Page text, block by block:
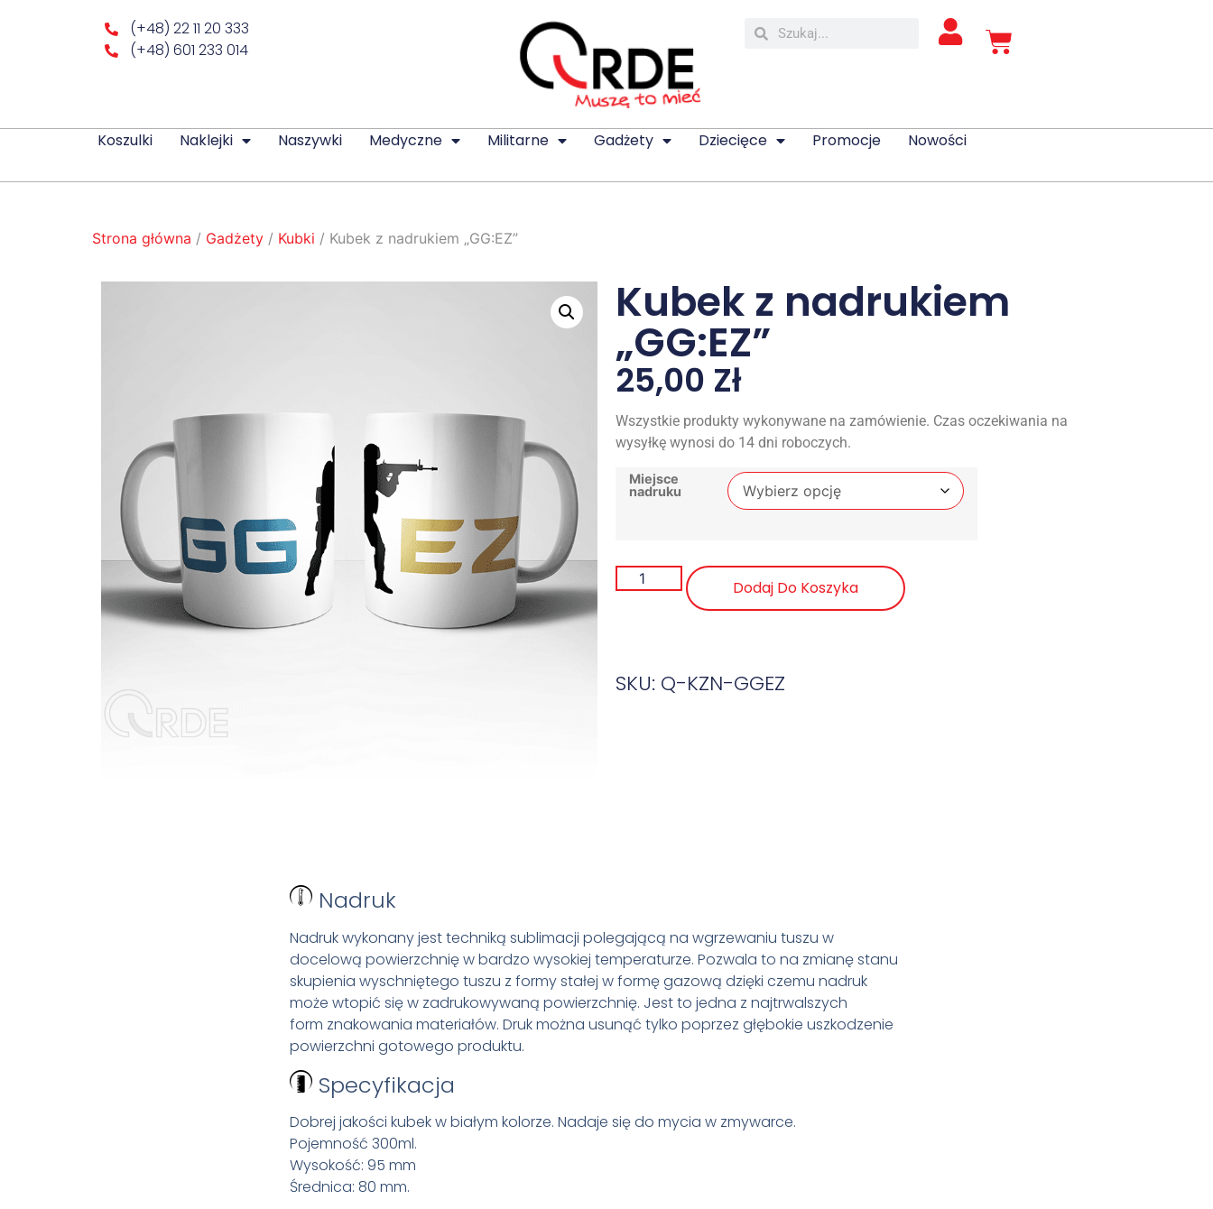
(+48) 22 11 20 333
(+48) 601 233 014
Koszulki Naklejki Naszywki Medyczne Militarne Gadżety Dziecięce Promocje Nowości
Strona główna / Gadżety / Kubki / Kubek z nadrukiem „GG:EZ”
Kubek z nadrukiem
„GG:EZ”
25,00 Zł
Wszystkie produkty wykonywane na zamówienie. Czas oczekiwania na
wysyłkę wynosi do 14 dni roboczych.
Miejsce
nadruku
Dodaj Do Koszyka
SKU: Q-KZN-GGEZ
Nadruk
Nadruk wykonany jest techniką sublimacji polegającą na wgrzewaniu tuszu w
docelową powierzchnię w bardzo wysokiej temperaturze. Pozwala to na zmianę stanu
skupienia wyschniętego tuszu z formy stałej w formę gazową dzięki czemu nadruk
może wtopić się w zadrukowywaną powierzchnię. Jest to jedna z najtrwalszych
form znakowania materiałów. Druk można usunąć tylko poprzez głębokie uszkodzenie
powierzchni gotowego produktu.
Specyfikacja
Dobrej jakości kubek w białym kolorze. Nadaje się do mycia w zmywarce.
Pojemność 300ml.
Wysokość: 95 mm
Średnica: 80 mm.